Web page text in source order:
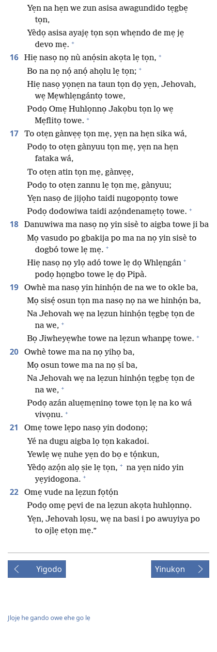
Yẹn na hẹn we zun asisa awagundido tẹgbẹ
tọn,
Yèdọ asisa ayajẹ tọn sọn whẹndo de mẹ jẹ
devo mẹ. +
16 Hiẹ nasọ nọ nù anọ́sin akọta lẹ tọn, +
Bo na nọ nọ́ anọ́ ahọlu lẹ tọn; +
Hiẹ nasọ yọnẹn na taun tọn dọ yẹn, Jehovah,
wẹ Mẹwhlẹngántọ towe,
Podọ Omẹ Huhlọnnọ Jakọbu tọn lọ wẹ
Mẹflitọ towe. +
17
To otẹn gànvẹẹ tọn mẹ, yẹn na hẹn sika wá,
Podọ to otẹn gànyuu tọn mẹ, yẹn na hẹn
fataka wá,
To otẹn atin tọn mẹ, gànvẹẹ,
Podọ to otẹn zannu lẹ tọn mẹ, gànyuu;
Yẹn nasọ de jijọho taidi nugopọntọ towe
Podọ dodowiwa taidi azọ́ndenamẹtọ towe. +
18
Danuwiwa ma nasọ nọ yin sisè to aigba towe ji ba
Mọ vasudo po gbakija po ma na nọ yin sisè to
dogbó towe lẹ mẹ. +
Hiẹ nasọ nọ ylọ adó towe lẹ dọ Whlẹngán +
podọ họngbo towe lẹ dọ Pipà.
19
Owhè ma nasọ yin hinhọ́n de na we to okle ba,
Mọ sisẹ́ osun tọn ma nasọ nọ na we hinhọ́n ba,
Na Jehovah wẹ na lẹzun hinhọ́n tẹgbẹ tọn de
na we, +
Bọ Jiwheyẹwhe towe na lẹzun whanpẹ towe. +
20
Owhè towe ma na nọ yihọ ba,
Mọ osun towe ma na nọ ṣí ba,
Na Jehovah wẹ na lẹzun hinhọ́n tẹgbẹ tọn de
na we, +
Podọ azán aluẹmẹninọ towe tọn lẹ na ko wá
vivọnu. +
21
Omẹ towe lẹpo nasọ yin dodonọ;
Yé na dugu aigba lọ tọn kakadoi.
Yewlẹ wẹ nuhe yẹn do bọ e tọ́nkun,
Yèdọ azọ́n alọ ṣie lẹ tọn, + na yẹn nido yin
yẹyidogona. +
22
Omẹ vude na lẹzun fọtọ́n
Podọ omẹ pẹvi de na lẹzun akọta huhlọnnọ.
Yẹn, Jehovah lọsu, wẹ na basi i po awuyiya po
to ojlẹ etọn mẹ.”
Yigodo Yinukọn
Jlọjẹ he gando owe ehe go lẹ